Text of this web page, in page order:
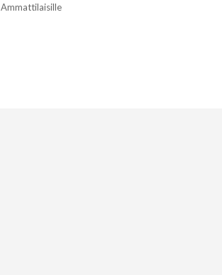
Ammattilaisille